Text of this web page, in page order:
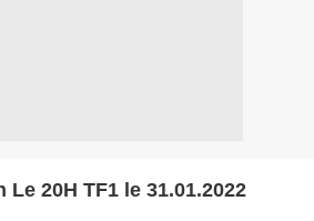
20H TF1 le 31.01.2022